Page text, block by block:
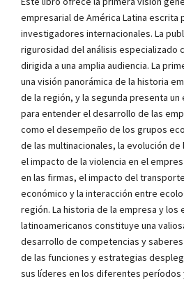
empresarial de América Latina escrita
investigadores internacionales. La
rigurosidad del análisis especializado
dirigida a una amplia audiencia. La
una visión panorámica de la historia
de la región, y la segunda presenta
para entender el desarrollo de las
como el desempeño de los grupos
de las multinacionales, la evolución
el impacto de la violencia en el
en las firmas, el impacto del
económico y la interacción entre
región. La historia de la empresa y los
latinoamericanos constituye una
desarrollo de competencias y
de las funciones y estrategias
sus líderes en los diferentes períodos